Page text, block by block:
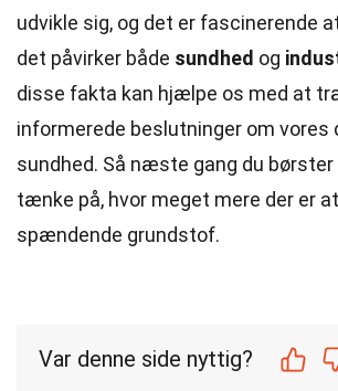
udvikle sig, og det er fascinerende
det påvirker både sundhed og
disse fakta kan hjælpe os med at
informerede beslutninger om vores
sundhed. Så næste gang du
tænke på, hvor meget mere der er
spændende grundstof.
Var denne side nyttig?